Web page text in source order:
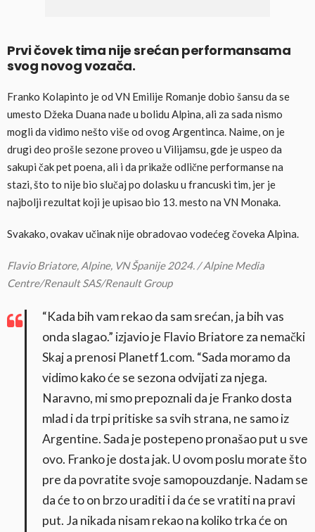
Prvi čovek tima nije srećan performansama
svog novog vozača.
Franko Kolapinto je od VN Emilije Romanje dobio šansu da se
umesto Džeka Duana nađe u bolidu Alpina, ali za sada nismo
mogli da vidimo nešto više od ovog Argentinca. Naime, on je
drugi deo prošle sezone proveo u Vilijamsu, gde je uspeo da
sakupi čak pet poena, ali i da prikaže odlične performanse na
stazi, što to nije bio slučaj po dolasku u francuski tim, jer je
najbolji rezultat koji je upisao bio 13. mesto na VN Monaka.
Svakako, ovakav učinak nije obradovao vodećeg čoveka Alpina.
Flavio Briatore, Alpine, VN Španije 2024. / Alpine Media
Centre/Renault SAS/Renault Group
“Kada bih vam rekao da sam srećan, ja bih vas
onda slagao.” izjavio je Flavio Briatore za nemački
Skaj a prenosi Planetf1.com. “Sada moramo da
vidimo kako će se sezona odvijati za njega.
Naravno, mi smo prepoznali da je Franko dosta
mlad i da trpi pritiske sa svih strana, ne samo iz
Argentine. Sada je postepeno pronašao put u sve
ovo. Franko je dosta jak. U ovom poslu morate što
pre da povratite svoje samopouzdanje. Nadam se
da će to on brzo uraditi i da će se vratiti na pravi
put. Ja nikada nisam rekao na koliko trka će on